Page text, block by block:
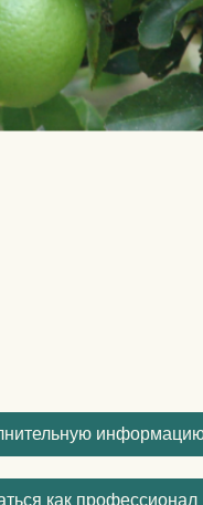
как профессионал